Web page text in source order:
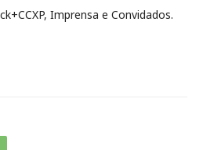
Imprensa e Convidados.